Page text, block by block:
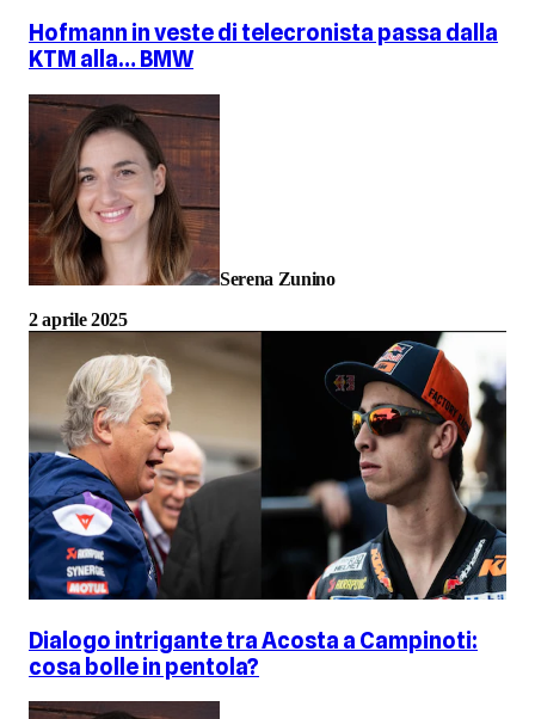
Hofmann in veste di telecronista passa dalla
KTM alla… BMW
Serena Zunino
2 aprile 2025
Dialogo intrigante tra Acosta a Campinoti:
cosa bolle in pentola?